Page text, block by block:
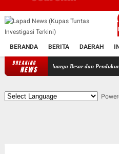
BERANDA BERITA DAERAH
BREAKING
NEWS
Keluarga Besar dan Pendukung MJS